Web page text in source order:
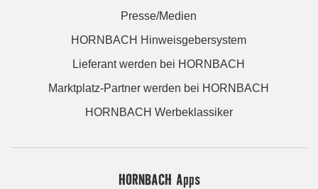
Presse/Medien
HORNBACH Hinweisgebersystem
Lieferant werden bei HORNBACH
Marktplatz-Partner werden bei HORNBACH
HORNBACH Werbeklassiker
HORNBACH Apps